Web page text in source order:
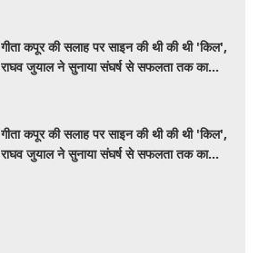
गीता कपूर की सलाह पर साइन की थी की थी 'किल',
राघव जुयाल ने सुनाया संघर्ष से सफलता तक का
गीता कपूर की सलाह पर साइन की थी की थी 'किल',
राघव जुयाल ने सुनाया संघर्ष से सफलता तक का